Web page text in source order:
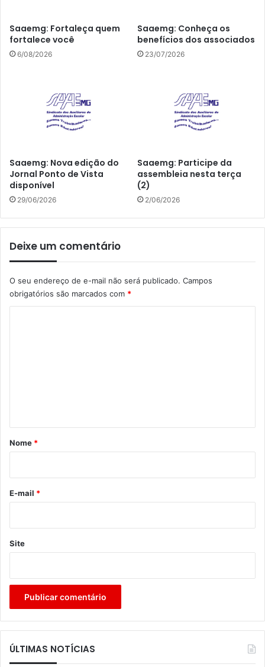
Saaemg: Fortaleça quem
fortalece você
6/08/2026
Saaemg: Conheça os
benefícios dos associados
23/07/2026
Saaemg: Nova edição do
Jornal Ponto de Vista
disponível
29/06/2026
Saaemg: Participe da
assembleia nesta terça
(2)
2/06/2026
Deixe um comentário
O seu endereço de e-mail não será publicado. Campos
obrigatórios são marcados com *
r
*
Nome *
E-mail *
Site
ÚLTIMAS NOTÍCIAS